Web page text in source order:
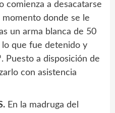
comienza a desacatarse
donde se le
un arma blanca de 50
que fue detenido y
Puesto a disposición de
con asistencia
En la madruga del